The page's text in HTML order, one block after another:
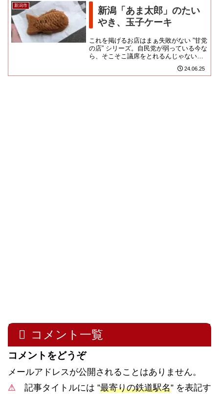
新潟市
新潟「あま太郎」のたい
やき、玉子ケーキ
これを掲げるお店はまぁ失敗がない ”甘党
の店” シリーズ。自民党が弱っている今な
ら、そこそこ議席をとれるんじゃない
か、我が甘党は！？散策中、なにやら気
24.06.25
コメント一覧
コメントをどうぞ
メールアドレスが公開されることはありません。
⚠ 記事タイトルには ”最寄りの鉄道駅名” を表記す